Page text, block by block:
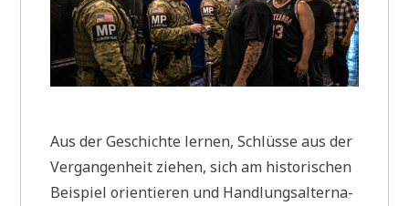
Aus der Geschich­te ler­nen, Schlüs­se aus der
Ver­gan­gen­heit zie­hen, sich am histo­ri­schen
Bei­spiel ori­en­tie­ren und Hand­lungs­al­ter­na­